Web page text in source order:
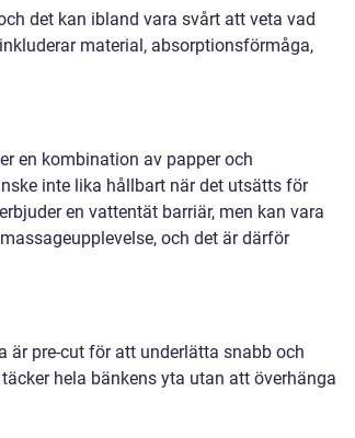
det kan ibland vara svårt att veta vad
material, absorptionsförmåga,
en kombination av papper och
inte lika hållbart när det utsätts för
en vattentät barriär, men kan vara
och det är därför
är pre-cut för att underlätta snabb och
hela bänkens yta utan att överhänga